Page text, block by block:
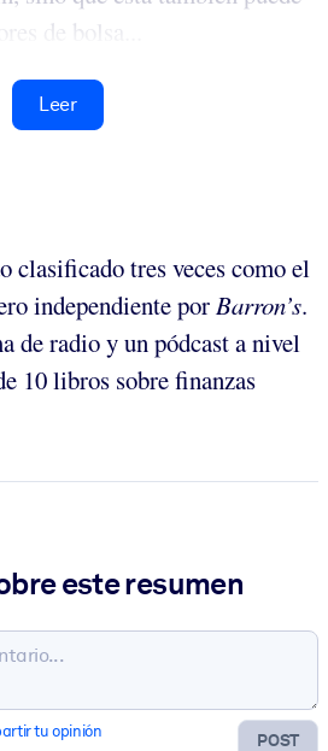
de bolsa...
Leer
clasificado tres veces como el
independiente porBarron’s.
de radio y un pódcast a nivel
10 libros sobre finanzas
este resumen
POST
tu opinión